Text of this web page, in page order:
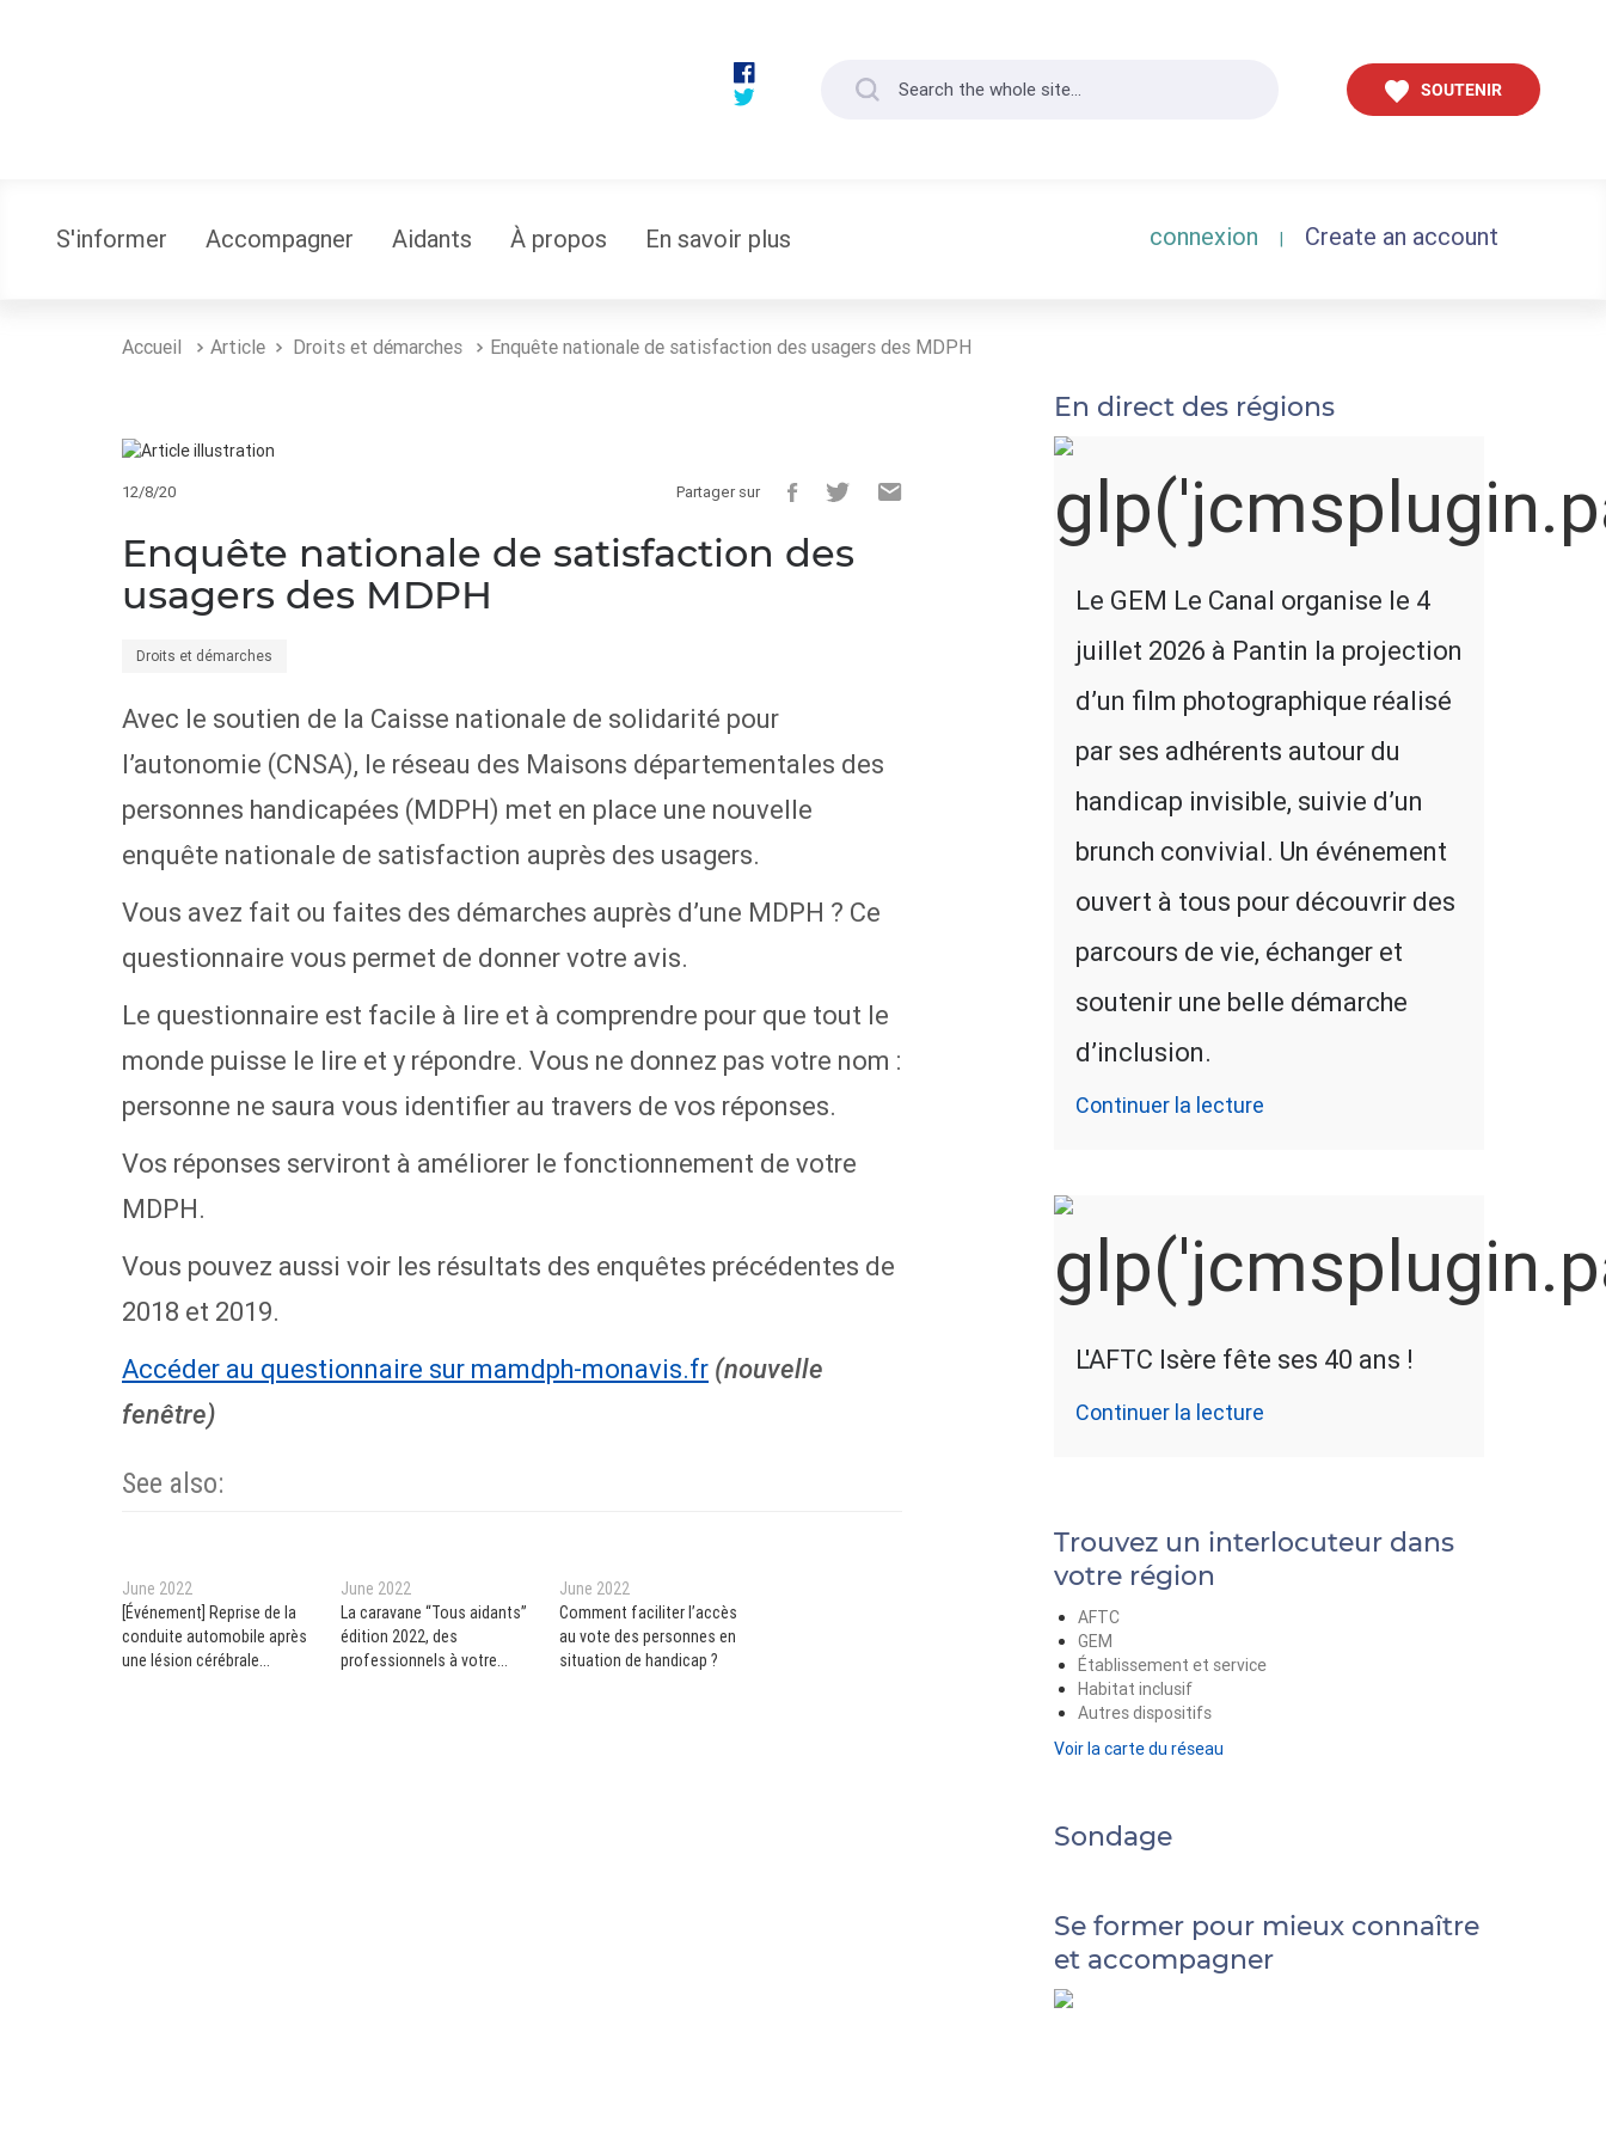
SOUTENIR
S'informer Accompagner Aidants À propos En savoir plus connexion | Create an account
Accueil Article Droits et démarches Enquête nationale de satisfaction des usagers des MDPH
12/8/20 Partager sur
Enquête nationale de satisfaction des
usagers des MDPH
Droits et démarches
Avec le soutien de la Caisse nationale de solidarité pour
l’autonomie (CNSA), le réseau des Maisons départementales des
personnes handicapées (MDPH) met en place une nouvelle
enquête nationale de satisfaction auprès des usagers.
Vous avez fait ou faites des démarches auprès d’une MDPH ? Ce
questionnaire vous permet de donner votre avis.
Le questionnaire est facile à lire et à comprendre pour que tout le
monde puisse le lire et y répondre. Vous ne donnez pas votre nom :
personne ne saura vous identifier au travers de vos réponses.
Vos réponses serviront à améliorer le fonctionnement de votre
MDPH.
Vous pouvez aussi voir les résultats des enquêtes précédentes de
2018 et 2019.
Accéder au questionnaire sur mamdph-monavis.fr (nouvelle
fenêtre)
See also:
June 2022
[Événement] Reprise de la
conduite automobile après
une lésion cérébrale
June 2022
La caravane “Tous aidants”
édition 2022, des
professionnels à votre
June 2022
Comment faciliter l’accès
au vote des personnes en
situation de handicap ?
En direct des régions
Le GEM Le Canal organise le 4
juillet 2026 à Pantin la projection
d’un film photographique réalisé
par ses adhérents autour du
handicap invisible, suivie d’un
brunch convivial. Un événement
ouvert à tous pour découvrir des
parcours de vie, échanger et
soutenir une belle démarche
d’inclusion.
Continuer la lecture
L'AFTC Isère fête ses 40 ans !
Continuer la lecture
Trouvez un interlocuteur dans
votre région
AFTC
GEM
Établissement et service
Habitat inclusif
Autres dispositifs
Voir la carte du réseau
Sondage
Se former pour mieux connaître
et accompagner